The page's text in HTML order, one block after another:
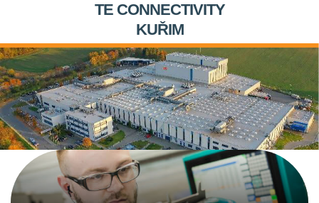
TE CONNECTIVITY
KUŘIM